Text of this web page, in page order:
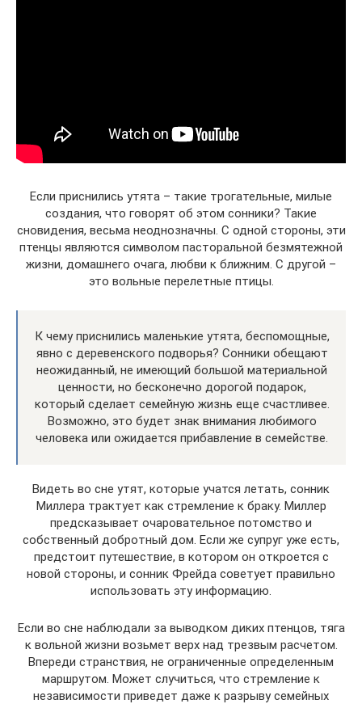
Если приснились утята – такие трогательные, милые
создания, что говорят об этом сонники? Такие
сновидения, весьма неоднозначны. С одной стороны, эти
птенцы являются символом пасторальной безмятежной
жизни, домашнего очага, любви к ближним. С другой –
это вольные перелетные птицы.
К чему приснились маленькие утята, беспомощные,
явно с деревенского подворья? Сонники обещают
неожиданный, не имеющий большой материальной
ценности, но бесконечно дорогой подарок,
который сделает семейную жизнь еще счастливее.
Возможно, это будет знак внимания любимого
человека или ожидается прибавление в семействе.
Видеть во сне утят, которые учатся летать, сонник
Миллера трактует как стремление к браку. Миллер
предсказывает очаровательное потомство и
собственный добротный дом. Если же супруг уже есть,
предстоит путешествие, в котором он откроется с
новой стороны, и сонник Фрейда советует правильно
использовать эту информацию.
Если во сне наблюдали за выводком диких птенцов, тяга
к вольной жизни возьмет верх над трезвым расчетом.
Впереди странствия, не ограниченные определенным
маршрутом. Может случиться, что стремление к
независимости приведет даже к разрыву семейных